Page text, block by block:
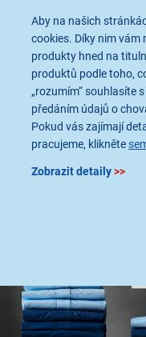
Aby na našich
cookies. Díky nim vám
produkty hned na
produktů podle toho,
„rozumím“ souhlasíte
předáním údajů o
Pokud vás zajímají
pracujeme, klikněte
Zobrazit detaily>>
30 °C
praní dle množství
barev a tvaru
při 30 °C za 49 min
pomocí páry